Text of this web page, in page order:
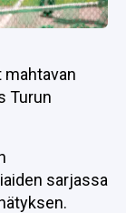
mahtavan
Turun
sarjassa